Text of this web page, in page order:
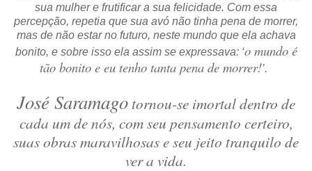
sua mulher e frutificar a sua felicidade. Com essa
percepção, repetia que sua avó não tinha pena de morrer,
mas de não estar no futuro, neste mundo que ela achava
bonito, e sobre isso ela assim se expressava: ‘o mundo é
tão bonito e eu tenho tanta pena de morrer!’.
José Saramago tornou-se imortal dentro de
cada um de nós, com seu pensamento certeiro,
suas obras maravilhosas e seu jeito tranquilo de
ver a vida.